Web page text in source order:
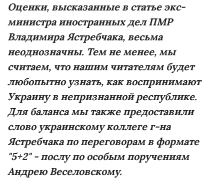
Оценки, высказанные в статье экс-
министра иностранных дел ПМР
Владимира Ястребчака, весьма
неоднозначны. Тем не менее, мы
считаем, что нашим читателям будет
любопытно узнать, как воспринимают
Украину в непризнанной республике.
Для баланса мы также предоставили
слово украинскому коллеге г-на
Ястребчака по переговорам в формате
"5+2" - послу по особым поручениям
Андрею Веселовскому.